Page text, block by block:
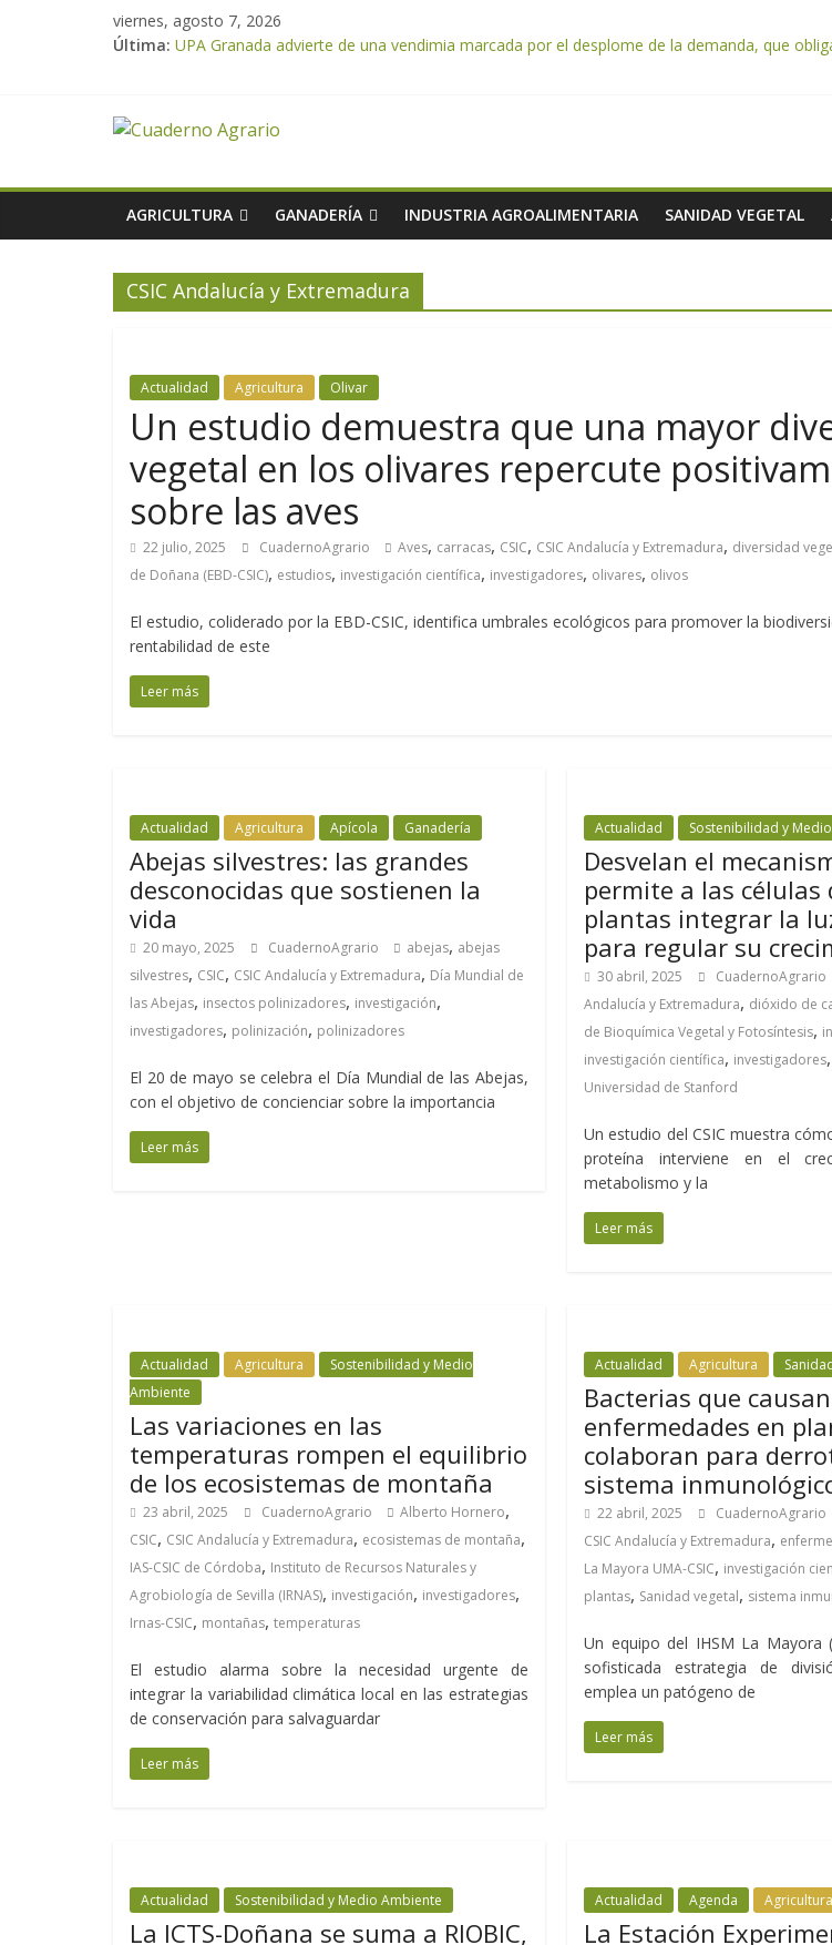
viernes, agosto 7, 2026
Última: UPA Granada advierte de una vendimia marcada por el desplome de la demanda, que
El Ministerio de Agricultura, Pesca y Alimentación impulsa un nuevo protocolo de
El Ministerio de Agricultura, Pesca y Alimentación autoriza el pago de 85 millones
VÍDEO: Promoción y difusión de los valores de los alimentos de origen cooperativo en
AGRICULTURA GANADERÍA INDUSTRIA AGROALIMENTARIA SANIDAD VEGETAL
CSIC Andalucía y Extremadura
Actualidad Agricultura Olivar
Un estudio demuestra que una mayor
vegetal en los olivares repercute
sobre las aves
22 julio, 2025 CuadernoAgrario Aves, carracas, CSIC, CSIC Andalucía y Extremadura, diversidad
de Doñana (EBD-CSIC), estudios, investigación científica, investigadores, olivares, olivos
El estudio, coliderado por la EBD-CSIC, identifica umbrales ecológicos para promover la
rentabilidad de este
Leer más
Actualidad Agricultura Apícola Ganadería
Abejas silvestres: las grandes
desconocidas que sostienen la
vida
20 mayo, 2025 CuadernoAgrario abejas, abejas
silvestres, CSIC, CSIC Andalucía y Extremadura, Día Mundial de
las Abejas, insectos polinizadores, investigación,
investigadores, polinización, polinizadores
El 20 de mayo se celebra el Día Mundial de las Abejas,
con el objetivo de concienciar sobre la importancia
Leer más
Actualidad Sostenibilidad y
Desvelan el
permite a las células
plantas integrar la
para regular su
30 abril, 2025 CuadernoAgrario
Andalucía y Extremadura, dióxido de
de Bioquímica Vegetal y Fotosíntesis,
investigación científica, investigadores,
Universidad de Stanford
Un estudio del CSIC muestra
proteína interviene en el
metabolismo y la
Leer más
Actualidad Agricultura
Sostenibilidad y Medio
Ambiente
Las variaciones en las
temperaturas rompen el equilibrio
de los ecosistemas de montaña
23 abril, 2025 CuadernoAgrario Alberto Hornero,
CSIC, CSIC Andalucía y Extremadura, ecosistemas de montaña,
IAS-CSIC de Córdoba, Instituto de Recursos Naturales y
Agrobiología de Sevilla (IRNAS), investigación, investigadores,
Irnas-CSIC, montañas, temperaturas
El estudio alarma sobre la necesidad urgente de
integrar la variabilidad climática local en las estrategias
de conservación para salvaguardar
Leer más
Actualidad Agricultura
Bacterias que causan
enfermedades en
colaboran para
sistema
22 abril, 2025 CuadernoAgrario
CSIC Andalucía y Extremadura,
La Mayora UMA-CSIC, investigación
plantas, Sanidad vegetal, sistema
Un equipo del IHSM La Mayora
sofisticada estrategia de
emplea un patógeno de
Leer más
Actualidad Sostenibilidad y Medio Ambiente
La ICTS-Doñana se suma a RIOBIC,
Actualidad Agenda Agricultura
La Estación